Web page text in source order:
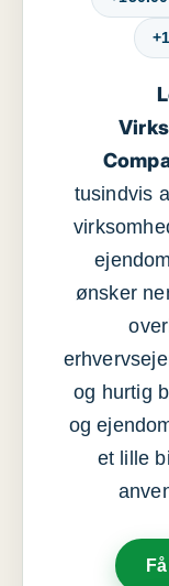
tusindvis
ønsker
og hurtig
og
et lille